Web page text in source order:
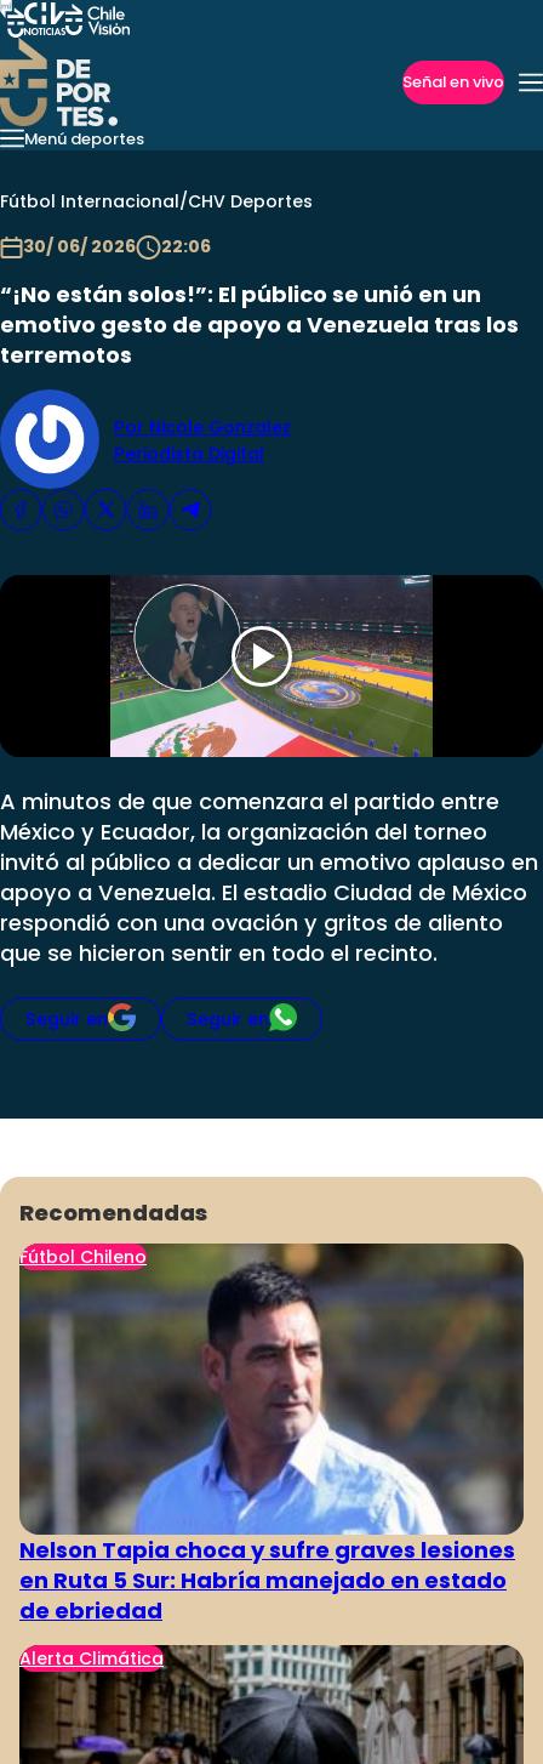
Señal en vivo
Menú deportes
La RojaFútbol InternacionalRedes SocialesCopa
Fútbol Internacional/CHV Deportes
30/ 06/ 2026
22:06
“¡No están solos!”: El público se unió en un
emotivo gesto de apoyo a Venezuela tras los
terremotos
Por Nicole Gonzalez
Periodista Digital
A minutos de que comenzara el partido entre
México y Ecuador, la organización del torneo
invitó al público a dedicar un emotivo aplauso en
apoyo a Venezuela. El estadio Ciudad de México
respondió con una ovación y gritos de aliento
que se hicieron sentir en todo el recinto.
Seguir en Seguir en
Recomendadas
Fútbol Chileno
Nelson Tapia choca y sufre graves lesiones
en Ruta 5 Sur: Habría manejado en estado
de ebriedad
Alerta Climática
Imperdibles
Programas
Club De La Comedia
Contigo en Directo
Plan Perfecto
Sabingo
Todos Los Programas